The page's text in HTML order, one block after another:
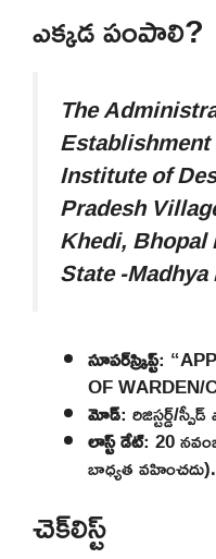
ఎక్కడ పంపాలి?
The
Institute of
Pradesh
Khedi,
State -
సూపర్‌స్క్రిప్ట్:
OF WARDEN/
మోడ్: రిజిస్టర్డ్/
లాస్ట్ డేట్: 20
బాధ్యత వహించదు).
చెక్‌లిస్ట్